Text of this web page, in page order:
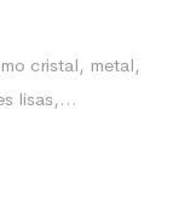
cristal, metal,
lisas,…